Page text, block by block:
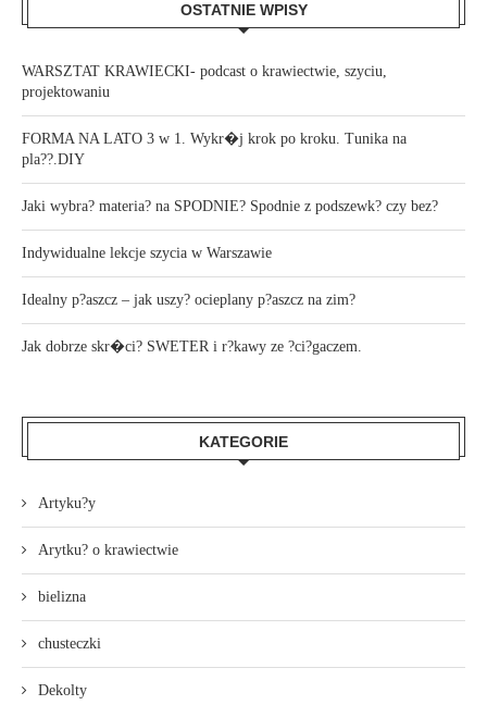
OSTATNIE WPISY
WARSZTAT KRAWIECKI- podcast o krawiectwie, szyciu,
projektowaniu
FORMA NA LATO 3 w 1. Wykr�j krok po kroku. Tunika na
pla??.DIY
Jaki wybra? materia? na SPODNIE? Spodnie z podszewk? czy bez?
Indywidualne lekcje szycia w Warszawie
Idealny p?aszcz – jak uszy? ocieplany p?aszcz na zim?
Jak dobrze skr�ci? SWETER i r?kawy ze ?ci?gaczem.
KATEGORIE
Artyku?y
Arytku? o krawiectwie
bielizna
chusteczki
Dekolty